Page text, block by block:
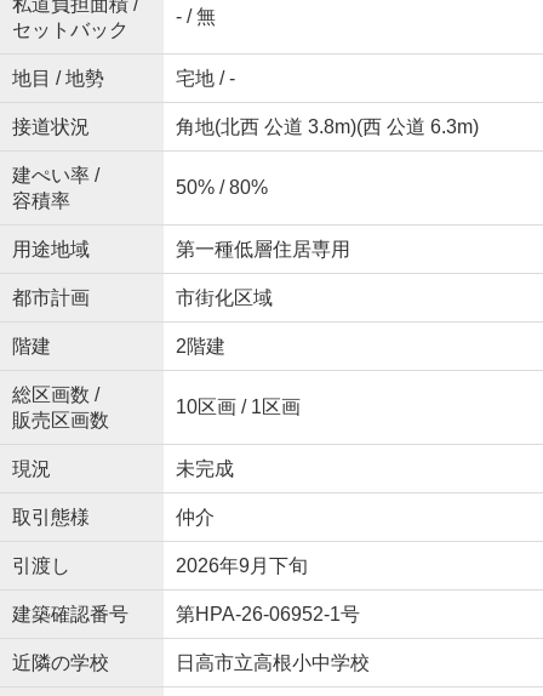
私道負担面積 /
セットバック
- / 無
地目 / 地勢 宅地 / -
接道状況 角地(北西 公道 3.8m)(西 公道 6.3m)
建ぺい率 /
容積率
50% / 80%
用途地域 第一種低層住居専用
都市計画 市街化区域
階建 2階建
総区画数 /
販売区画数
10区画 / 1区画
現況 未完成
取引態様 仲介
引渡し 2026年9月下旬
建築確認番号 第HPA-26-06952-1号
近隣の学校 日高市立高根小中学校